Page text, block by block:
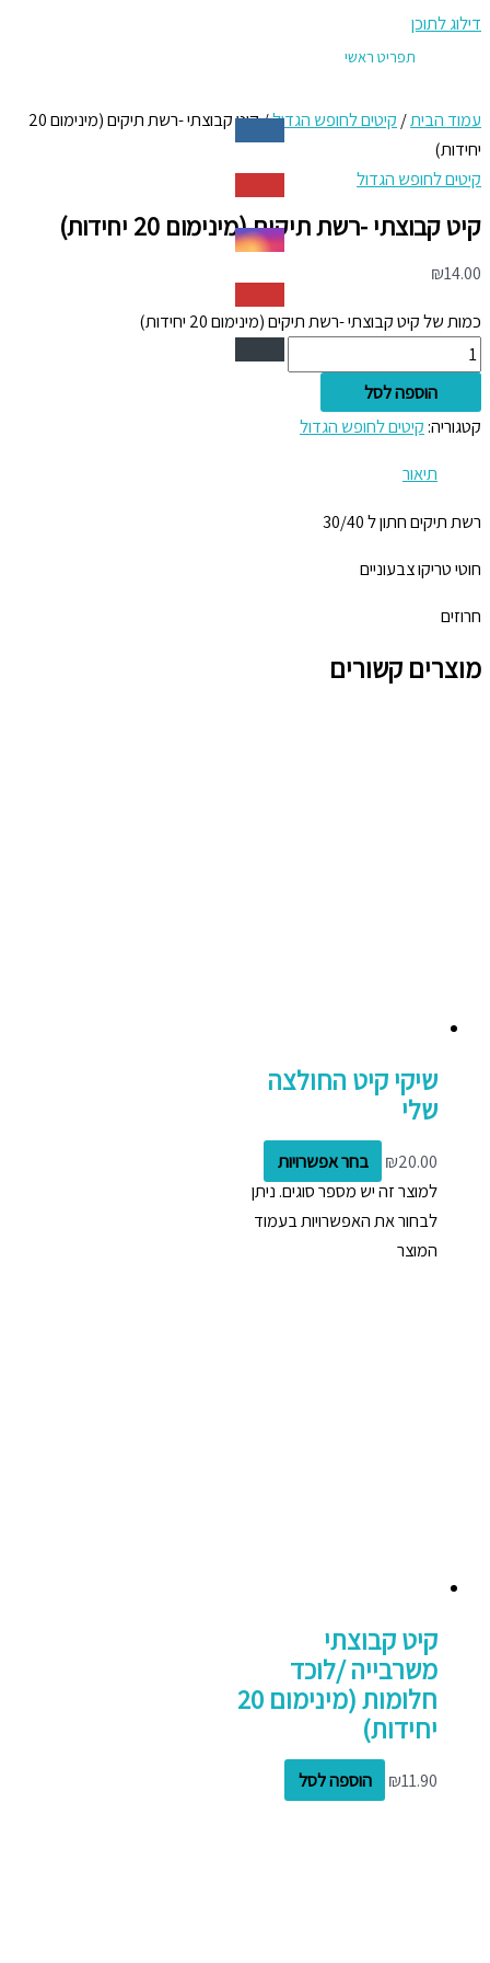
דילוג לתוכן
תפריט ראשי
עמוד הבית/ קיטים לחופש הגדול
/ קיט קבוצתי -רשת תיקים (מינימום 20
יחידות)
קיטים לחופש הגדול
קיט קבוצתי -רשת תיקים (מינימום 20 יחידות)
₪14.00
כמות של קיט קבוצתי -רשת תיקים (מינימום 20 יחידות)
הוספה לסל
קטגוריה: קיטים לחופש הגדול
תיאור
רשת תיקים חתון ל 30/40
חוטי טריקו צבעוניים
חרוזים
מוצרים קשורים
שיקי קיט החולצה
שלי
₪20.00
בחר אפשרויות
למוצר זה יש מספר סוגים. ניתן
לבחור את האפשרויות בעמוד
המוצר
קיט קבוצתי
משרבייה /לוכד
חלומות (מינימום 20
יחידות)
₪11.90 הוספה לסל